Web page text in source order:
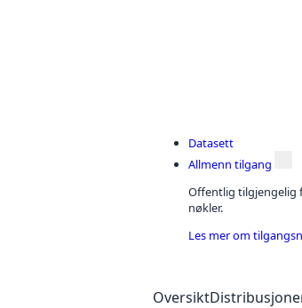
Datasett
Allmenn tilgang
Offentlig tilgjengelig
nøkler.
Les mer om
Oversikt